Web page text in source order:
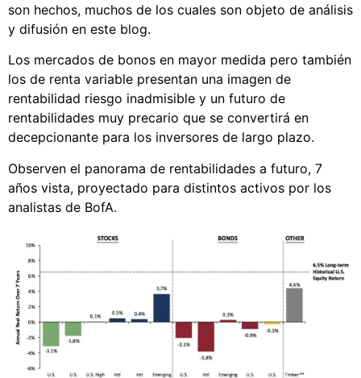
son hechos, muchos de los cuales son objeto de análisis
y difusión en este blog.
Los mercados de bonos en mayor medida pero también
los de renta variable presentan una imagen de
rentabilidad riesgo inadmisible y un futuro de
rentabilidades muy precario que se convertirá en
decepcionante para los inversores de largo plazo.
Observen el panorama de rentabilidades a futuro, 7
años vista, proyectado para distintos activos por los
analistas de BofA.